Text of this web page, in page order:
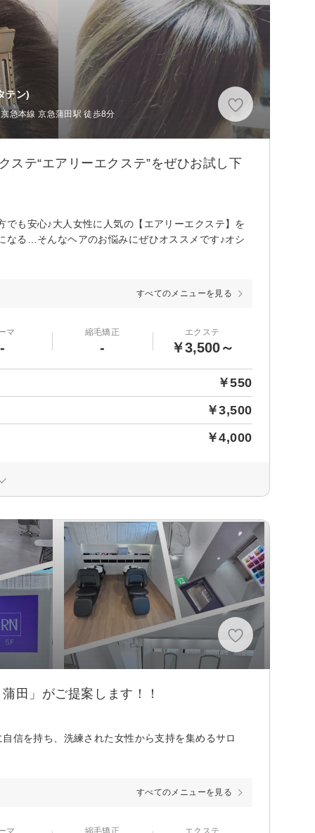
テン)
急本線 京急蒲田駅 徒歩8分
テ“エアリーエクステ”をぜひお試し下
も安心♪大人女性に人気の【エアリーエクステ】を
る…そんなヘアのお悩みにぜひオススメです♪オシ
すべてのメニューを見る
マ
-
縮毛矯正
-
エクステ
￥3,500～
￥550
￥3,500
￥4,000
田」がご提案します！！
信を持ち、洗練された女性から支持を集めるサロ
すべてのメニューを見る
マ 縮毛矯正 エクステ